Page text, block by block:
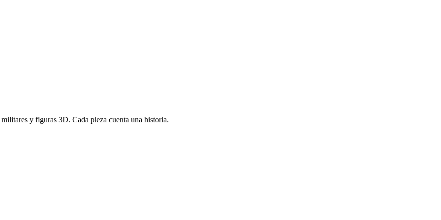
y figuras 3D. Cada pieza cuenta una historia.